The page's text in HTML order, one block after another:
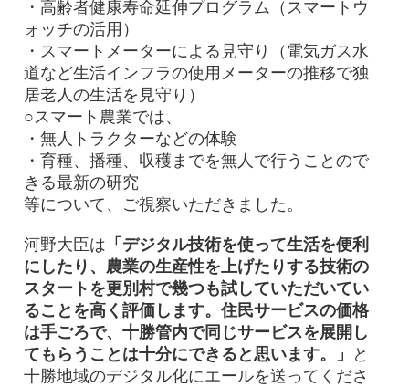
・高齢者健康寿命延伸プログラム（スマートウ
ォッチの活用）
・スマートメーターによる見守り（電気ガス水
道など生活インフラの使用メーターの推移で独
居老人の生活を見守り）
○スマート農業では、
・無人トラクターなどの体験
・育種、播種、収穫までを無人で行うことので
きる最新の研究
等について、ご視察いただきました。
河野大臣は 「デジタル技術を使って生活を便利
にしたり、農業の生産性を上げたりする技術の
スタートを更別村で幾つも試していただいてい
ることを高く評価します。住民サービスの価格
は手ごろで、十勝管内で同じサービスを展開し
てもらうことは十分にできると思います。」
と
十勝地域のデジタル化にエールを送ってくださ